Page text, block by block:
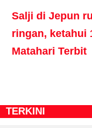
Salji di Jepun
ringan, ketahui
Matahari Terbit
TERKINI